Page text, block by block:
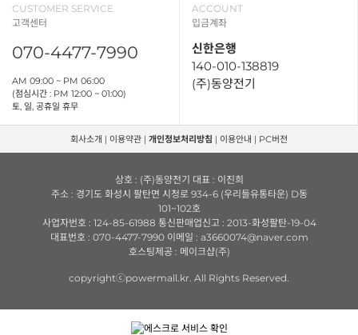
CUSTOMER SERVICE
고객센터
070-4477-7990
AM 09:00 ~ PM 06:00
(점심시간 : PM 12:00 ~ 01:00)
토, 일, 공휴일 휴무
ACCOUNT
입금계좌
신한은행
140-010-138819
(주)동양전기
회사소개 | 이용약관 | 개인정보처리방침 | 이용안내 | PC버전
상호 : (주)동양전기 대표 : 이진희
주소 : 경기도 화성시 팔탄면 시청로 934-6 (우리들유통타운) D동
101~102호
사업자번호 : 124-85-61988 통신판매업신고 : 2013-화성팔탄-19-04
대표번호 : 070-4477-7990 이메일 : a3660074@naver.com
호스팅제공 : 메이크샵(주)
copyrightⓒpowermall.kr. All Rights Reserved.